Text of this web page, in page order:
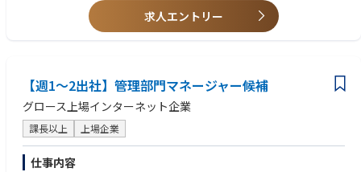
求人エントリー
【週1～2出社】管理部門マネージャー候補
グロース上場インターネット企業
課長以上 上場企業
仕事内容